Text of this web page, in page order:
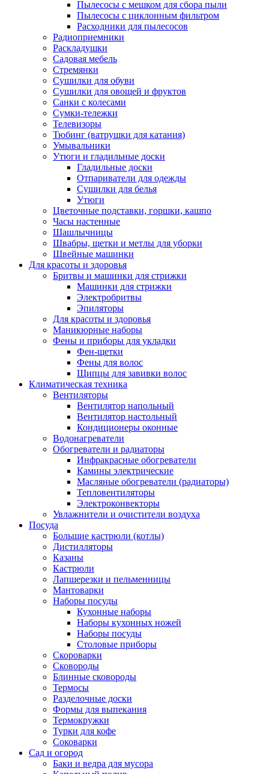
Пылесосы с мешком для сбора пыли
Пылесосы с циклонным фильтром
Расходники для пылесосов
Радиоприемники
Раскладушки
Садовая мебель
Стремянки
Сушилки для обуви
Сушилки для овощей и фруктов
Санки с колесами
Сумки-тележки
Телевизоры
Тюбинг (ватрушки для катания)
Умывальники
Утюги и гладильные доски
Гладильные доски
Отпариватели для одежды
Сушилки для белья
Утюги
Цветочные подставки, горшки, кашпо
Часы настенные
Шашлычницы
Швабры, щетки и метлы для уборки
Швейные машинки
Для красоты и здоровья
Бритвы и машинки для стрижки
Машинки для стрижки
Электробритвы
Эпиляторы
Для красоты и здоровья
Маникюрные наборы
Фены и приборы для укладки
Фен-щетки
Фены для волос
Щипцы для завивки волос
Климатическая техника
Вентиляторы
Вентилятор напольный
Вентилятор настольный
Кондиционеры оконные
Водонагреватели
Обогреватели и радиаторы
Инфракрасные обогреватели
Камины электрические
Масляные обогреватели (радиаторы)
Тепловентиляторы
Электроконвекторы
Увлажнители и очистители воздуха
Посуда
Большие кастрюли (котлы)
Дистилляторы
Казаны
Кастрюли
Лапшерезки и пельменницы
Мантоварки
Наборы посуды
Кухонные наборы
Наборы кухонных ножей
Наборы посуды
Столовые приборы
Скороварки
Сковороды
Блинные сковороды
Термосы
Разделочные доски
Формы для выпекания
Термокружки
Турки для кофе
Соковарки
Сад и огород
Баки и ведра для мусора